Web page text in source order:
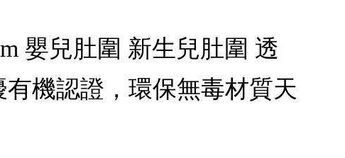
嬰兒肚圍 新生兒肚圍 透
機認證，環保無毒材質天